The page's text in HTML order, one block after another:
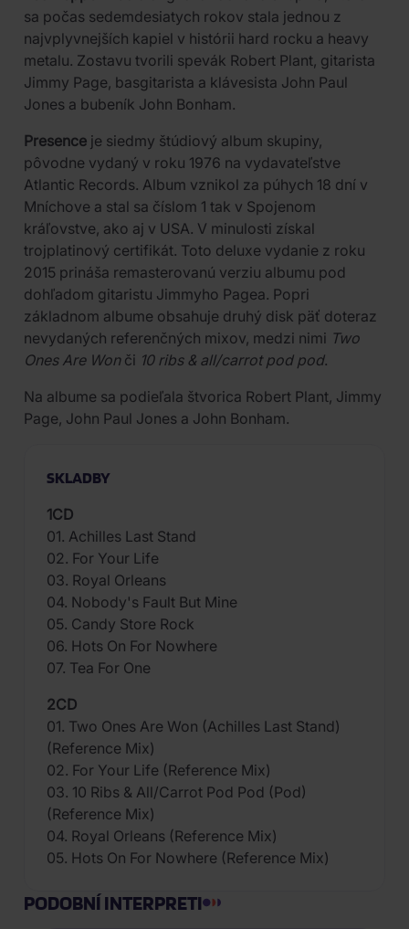
sa počas sedemdesiatych rokov stala jednou z
najvplyvnejších kapiel v histórii hard rocku a heavy
metalu. Zostavu tvorili spevák Robert Plant, gitarista
Jimmy Page, basgitarista a klávesista John Paul
Jones a bubeník John Bonham.
Presence je siedmy štúdiový album skupiny,
pôvodne vydaný v roku 1976 na vydavateľstve
Atlantic Records. Album vznikol za púhych 18 dní v
Mníchove a stal sa číslom 1 tak v Spojenom
kráľovstve, ako aj v USA. V minulosti získal
trojplatinový certifikát. Toto deluxe vydanie z roku
2015 prináša remasterovanú verziu albumu pod
dohľadom gitaristu Jimmyho Pagea. Popri
základnom albume obsahuje druhý disk päť doteraz
nevydaných referenčných mixov, medzi nimi Two
Ones Are Wonči 10 ribs & all/carrot pod pod.
Na albume sa podieľala štvorica Robert Plant, Jimmy
Page, John Paul Jones a John Bonham.
SKLADBY
1CD
01. Achilles Last Stand
02. For Your Life
03. Royal Orleans
04. Nobody's Fault But Mine
05. Candy Store Rock
06. Hots On For Nowhere
07. Tea For One
2CD
01. Two Ones Are Won (Achilles Last Stand)
(Reference Mix)
02. For Your Life (Reference Mix)
03. 10 Ribs & All/Carrot Pod Pod (Pod)
(Reference Mix)
04. Royal Orleans (Reference Mix)
05. Hots On For Nowhere (Reference Mix)
PODOBNÍ INTERPRETI